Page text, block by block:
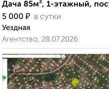
Дача 85м², 1-этажный,
5 000 ₽ в сутки
Уездная
Агентство, 28.07.2026